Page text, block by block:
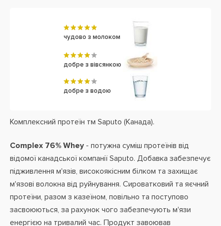
чудово з молоком
добре з вівсянкою
добре з водою
Комплексний протеїн тм Saputo (Канада).
Complex 76% Whey - потужна суміш протеїнів від
відомої канадської компанії Saputo. Добавка забезпечує
підживлення м'язів, високоякісним білком та захищає
м'язові волокна від руйнування. Сироватковий та яєчний
протеїни, разом з казеїном, повільно та поступово
засвоюються, за рахунок чого забезпечують м'язи
енергією на тривалий час. Продукт завоював